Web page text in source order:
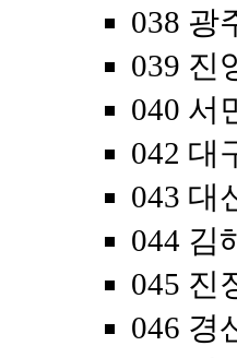
038 광
039 진
040 서
042 대
043 대
044 김
045 진
046 경